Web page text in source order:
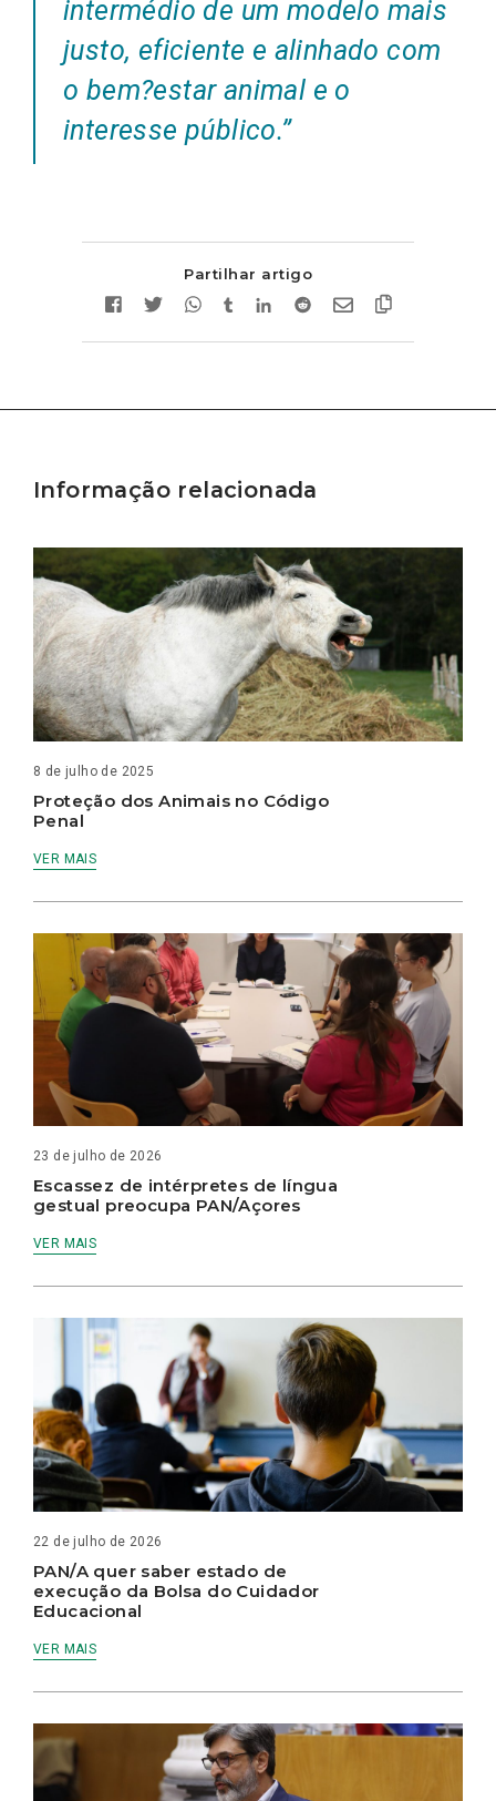
intermédio de um modelo mais
justo, eficiente e alinhado com
o bem?estar animal e o
interesse público.”
Partilhar artigo
Informação relacionada
8 de julho de 2025
Proteção dos Animais no Código
Penal
VER MAIS
23 de julho de 2026
Escassez de intérpretes de língua
gestual preocupa PAN/Açores
VER MAIS
22 de julho de 2026
PAN/A quer saber estado de
execução da Bolsa do Cuidador
Educacional
VER MAIS